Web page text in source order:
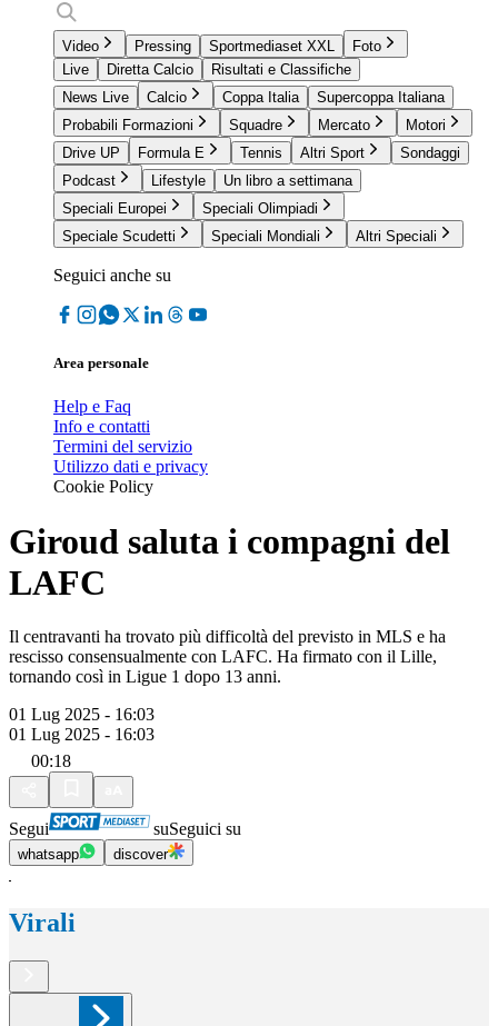
Video Pressing Sportmediaset XXL
Foto
Live
Diretta Calcio
Risultati e Classifiche
News Live
Calcio Coppa Italia
Supercoppa Italiana
Probabili Formazioni
Squadre Mercato
Motori
Drive UP
Formula E Tennis Altri Sport
Sondaggi
Podcast
Lifestyle
Un libro a settimana
Speciali Europei
Speciali Olimpiadi
Speciale Scudetti
Speciali Mondiali Altri Speciali
Seguici anche su
Area personale
Help e Faq
Info e contatti
Termini del servizio
Utilizzo dati e privacy
Cookie Policy
Giroud saluta i compagni del
LAFC
Il centravanti ha trovato più difficoltà del previsto in MLS e ha
rescisso consensualmente con LAFC. Ha firmato con il Lille,
tornando così in Ligue 1 dopo 13 anni.
01 Lug 2025 - 16:03
01 Lug 2025 - 16:03
00:18
Segui suSeguici su
whatsapp discover
Virali